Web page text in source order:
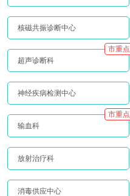
核磁共振诊断中心
超声诊断科
市重点
神经疾病检测中心
输血科
市重点
放射治疗科
消毒供应中心